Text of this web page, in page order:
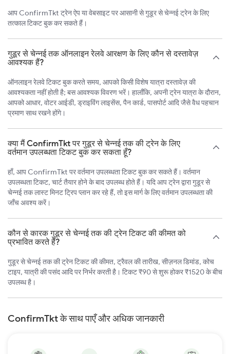
आप ConfirmTkt ट्रेन ऐप या वेबसाइट पर आसानी से गुडूर से चेन्नई ट्रेन के लिए
तत्काल टिकट बुक कर सकते हैं।
गुडूर से चेन्नई तक ऑनलाइन रेलवे आरक्षण के लिए कौन से दस्तावेज़
आवश्यक हैं?
ऑनलाइन रेलवे टिकट बुक करते समय, आपको किसी विशेष यात्रा दस्तावेज़ की
आवश्यकता नहीं होती है; बस आवश्यक विवरण भरें। हालाँकि, अपनी ट्रेन यात्रा के दौरान,
आपको आधार, वोटर आईडी, ड्राइविंग लाइसेंस, पैन कार्ड, पासपोर्ट आदि जैसे वैध पहचान
प्रमाण साथ रखने होंगे।
क्या मैं ConfirmTkt पर गुडूर से चेन्नई तक की ट्रेन के लिए
वर्तमान उपलब्धता टिकट बुक कर सकता हूँ?
हाँ, आप ConfirmTkt पर वर्तमान उपलब्धता टिकट बुक कर सकते हैं। वर्तमान
उपलब्धता टिकट, चार्ट तैयार होने के बाद उपलब्ध होते हैं। यदि आप ट्रेन द्वारा गुडूर से
चेन्नई तक लास्ट मिनट ट्रिप प्लान कर रहे हैं, तो इस मार्ग के लिए वर्तमान उपलब्धता की
जाँच अवश्य करें।
कौन से कारक गुडूर से चेन्नई तक की ट्रेन टिकट की कीमत को
प्रभावित करते हैं?
गुडूर से चेन्नई तक की ट्रेन टिकट की कीमत, ट्रैवल की तारीख, सीज़नल डिमांड, कोच
टाइप, यात्री की पसंद आदि पर निर्भर करती है। टिकट ₹90 से शुरू होकर ₹1520 के बीच
उपलब्ध है।
ConfirmTkt के साथ पाएँ और अधिक जानकारी